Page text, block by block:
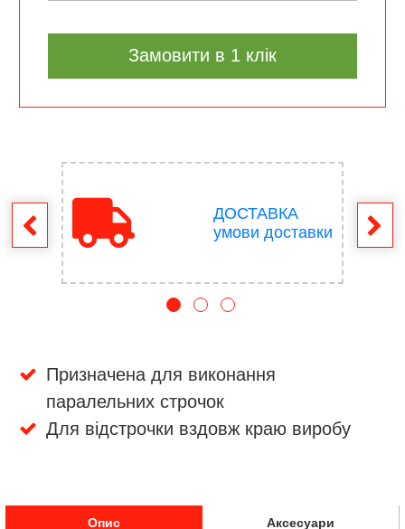
Замовити в 1 клік
ДОСТАВКА
умови доставки
Призначена для виконання
паралельних строчок
Для відстрочки вздовж краю виробу
Опис Аксесуари